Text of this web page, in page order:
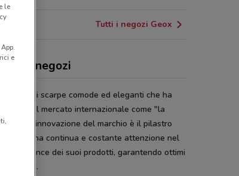
Tutti i negozi Geox
e negozi
di scarpe comode ed eleganti che ha
nel mercato internazionale come "la
L’innovazione del marchio è il pilastro
che ha una continua e costante attenzione nel
performance dei suoi prodotti, garantendo ottimi
tuoi piedi.
le
e